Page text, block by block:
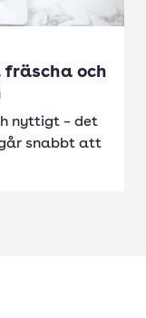
och
nyttigt – det
snabbt att